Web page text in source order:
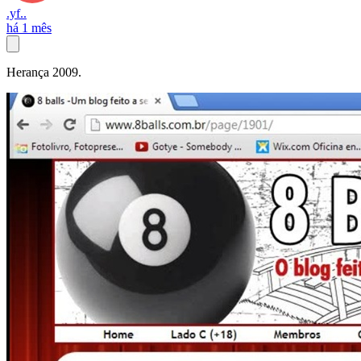
.yf..
há 1 mês
Herança 2009.